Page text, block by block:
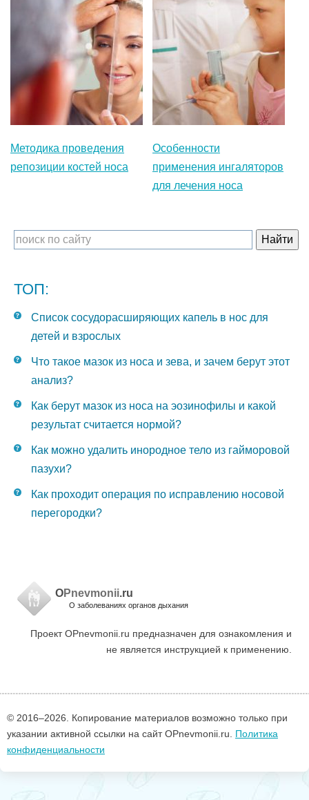
Методика проведения
репозиции костей носа
Особенности
применения ингаляторов
для лечения носа
ТОП:
Список сосудорасширяющих капель в нос для
детей и взрослых
Что такое мазок из носа и зева, и зачем берут этот
анализ?
Как берут мазок из носа на эозинофилы и какой
результат считается нормой?
Как можно удалить инородное тело из гайморовой
пазухи?
Как проходит операция по исправлению носовой
перегородки?
OPnevmonii.ru
О заболеваниях органов дыхания
Проект OPnevmonii.ru предназначен для ознакомления и
не является инструкцией к применению.
© 2016–2026. Копирование материалов возможно только при
указании активной ссылки на сайт OPnevmonii.ru. Политика
конфиденциальности